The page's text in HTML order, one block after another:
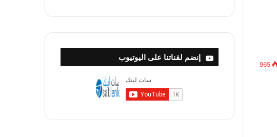
965
إنضم لقناتنا على اليوتيوب